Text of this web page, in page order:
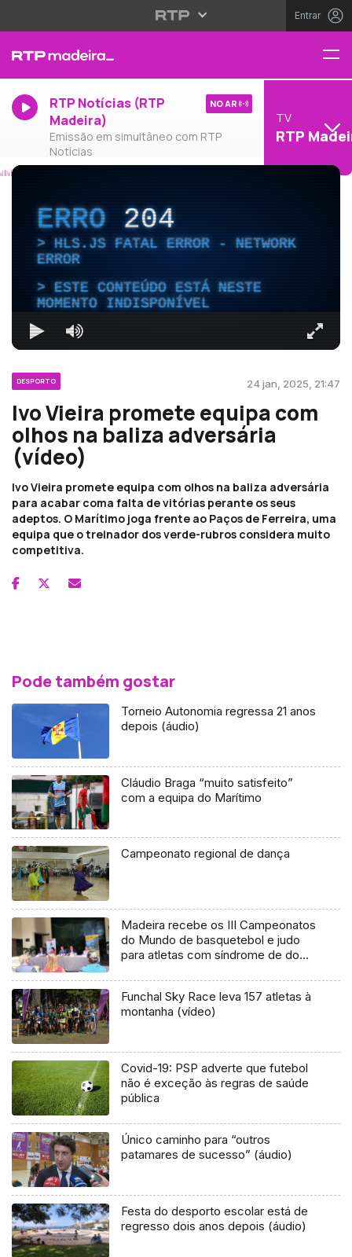
Entrar
RTP Notícias (RTP
Madeira)
Emissão em simultâneo com RTP
Notícias
NO AR
TV
RTP
ERRO204
HLS.JS FATAL ERROR - NETWORK
ERROR
ESTE CONTEÚDO ESTÁ NESTE
MOMENTO INDISPONÍVEL
DESPORTO 24 jan, 2025, 21:47
Ivo Vieira promete equipa com
olhos na baliza adversária
(vídeo)
Ivo Vieira promete equipa com olhos na baliza adversária
para acabar coma falta de vitórias perante os seus
adeptos. O Marítimo joga frente ao Paços de Ferreira, uma
equipa que o treinador dos verde-rubros considera muito
competitiva.
Pode também gostar
Torneio Autonomia regressa 21 anos
depois (áudio)
Cláudio Braga “muito satisfeito”
com a equipa do Marítimo
Campeonato regional de dança
Madeira recebe os III Campeonatos
do Mundo de basquetebol e judo
para atletas com síndrome de down
Funchal Sky Race leva 157 atletas à
montanha (vídeo)
Covid-19: PSP adverte que futebol
não é exceção às regras de saúde
pública
Único caminho para “outros
patamares de sucesso” (áudio)
Festa do desporto escolar está de
regresso dois anos depois (áudio)